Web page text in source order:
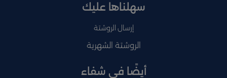
سهلناها عليك
إرسال الروشتة
الروشتة الشهرية
أيضًا في شفاء